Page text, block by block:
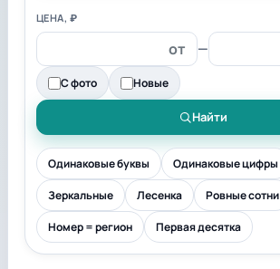
ЦЕНА, ₽
—
С фото Новые
Найти
Одинаковые буквы Одинаковые цифры
Зеркальные Лесенка Ровные сотни
Номер = регион Первая десятка